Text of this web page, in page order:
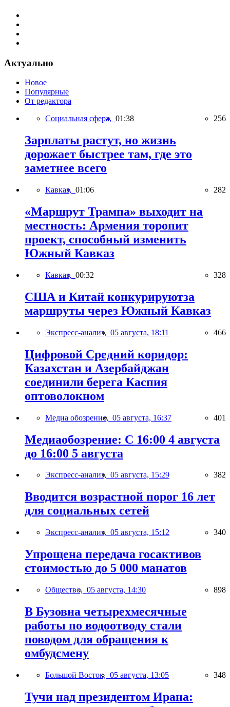
Актуально
Новое
Популярные
От редактора
Социальная сфера, 01:38 256
Зарплаты растут, но жизнь
дорожает быстрее там, где это
заметнее всего
Кавказ, 01:06 282
«Маршрут Трампа» выходит на
местность: Армения торопит
проект, способный изменить
Южный Кавказ
Кавказ, 00:32 328
США и Китай конкурируютза
маршруты через Южный Кавказ
Экспресс-анализ, 05 августа, 18:11 466
Цифровой Средний коридор:
Казахстан и Азербайджан
соединили берега Каспия
оптоволокном
Медиа обозрение, 05 августа, 16:37 401
Медиаобозрение: С 16:00 4 августа
до 16:00 5 августа
Экспресс-анализ, 05 августа, 15:29 382
Вводится возрастной порог 16 лет
для социальных сетей
Экспресс-анализ, 05 августа, 15:12 340
Упрощена передача госактивов
стоимостью до 5 000 манатов
Общество, 05 августа, 14:30 898
В Бузовна четырехмесячные
работы по водоотводу стали
поводом для обращения к
омбудсмену
Большой Восток, 05 августа, 13:05 348
Тучи над президентом Ирана: